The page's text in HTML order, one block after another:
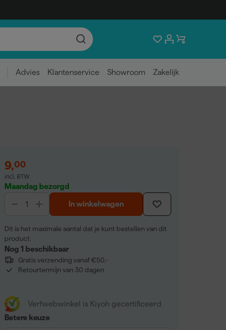
Advies Klantenservice Showroom Zakelijk
9,00
incl. BTW
Maandag bezorgd
In winkelwagen
Dit is het maximale aantal dat je kunt bestellen van dit
product.
Nog 1 beschikbaar
Gratis verzending vanaf €50,-
Retourtermijn van 30 dagen
Verfwebwinkel is Kiyoh gecertificeerd
Betere keuze